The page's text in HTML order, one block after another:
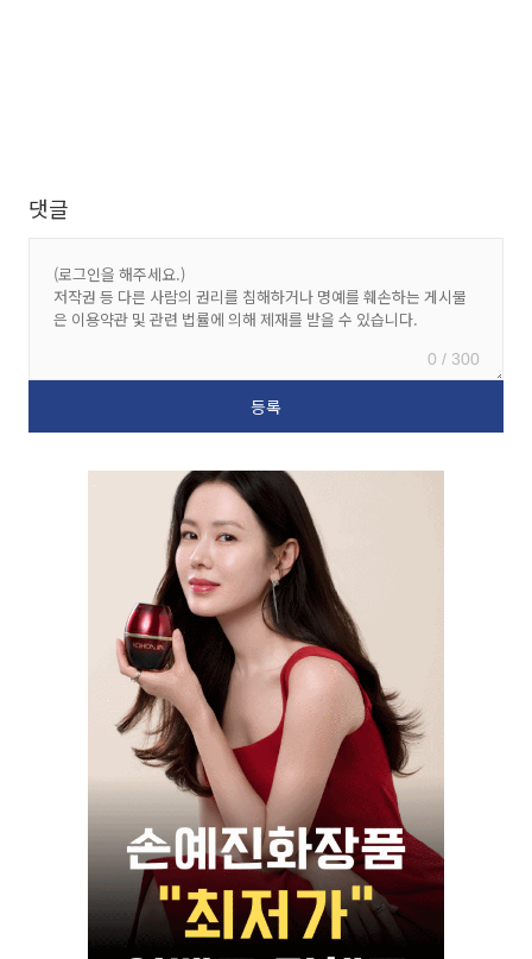
댓글
0 / 300